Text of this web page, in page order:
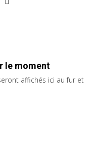
moment
affichés ici au fur et